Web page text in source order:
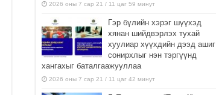
2026 оны 7 сар 21 / 11 цаг 59 минут
Гэр бүлийн хэрэг шүүхэд
хянан шийдвэрлэх тухай
хуулиар хүүхдийн дээд ашиг
сонирхлыг нэн тэргүүнд
хангахыг баталгаажууллаа
2026 оны 7 сар 21 / 11 цаг 42 минут